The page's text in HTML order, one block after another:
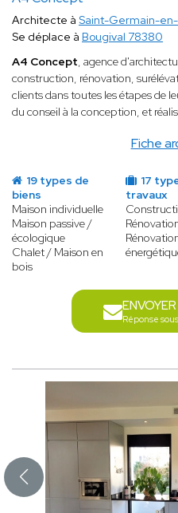
Fiche
Architecte à Saint-Germain-
Se déplace à Bougival 78380
A4 Concept, agence
construction, rénovation,
clients dans toutes les étapes de
du conseil à la conception, et
19 types de
biens
Maison individuelle
Maison passive /
écologique
Chalet / Maison en
bois
17
travaux
Réponse